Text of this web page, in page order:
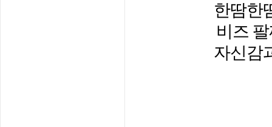
한땀한
비즈
자신감